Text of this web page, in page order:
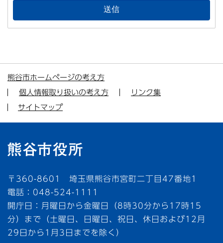
熊谷市ホームページの考え方
個人情報取り扱いの考え方
リンク集
サイトマップ
〒360-8601 埼玉県熊谷市宮町二丁目47番地1
電話：048-524-1111
開庁日：月曜日から金曜日（8時30分から17時15
分）まで（土曜日、日曜日、祝日、休日および12月
29日から1月3日までを除く）